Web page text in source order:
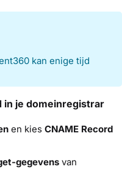
kan enige tijd
in je domeinregistrar
en kies CNAME Record
gegevens van